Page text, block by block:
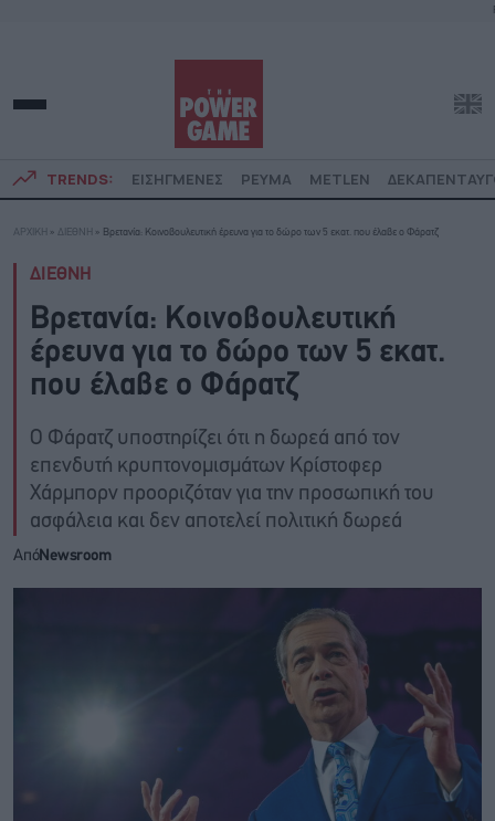
TRENDS: ΕΙΣΗΓΜΕΝΕΣ ΡΕΥΜΑ METLEN
ΑΡΧΙΚΗ » ΔΙΕΘΝΗ » Βρετανία: Κοινοβουλευτική έρευνα για το δώρο των 5 εκατ. που έλαβε ο Φάρατζ
ΔΙΕΘΝΗ
Βρετανία: Κοινοβουλευτική
έρευνα για το δώρο των 5 εκατ.
που έλαβε ο Φάρατζ
Ο Φάρατζ υποστηρίζει ότι η δωρεά από τον
επενδυτή κρυπτονομισμάτων Κρίστοφερ
Χάρμπορν προοριζόταν για την προσωπική του
ασφάλεια και δεν αποτελεί πολιτική δωρεά
ΑπόNewsroom